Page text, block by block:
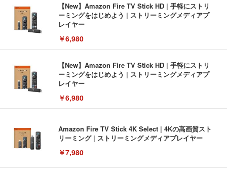
【New】Amazon Fire TV Stick HD | 手軽にストリ
ーミングをはじめよう | ストリーミングメディアプ
レイヤー
￥6,980
【New】Amazon Fire TV Stick HD | 手軽にストリ
ーミングをはじめよう | ストリーミングメディアプ
レイヤー
￥6,980
Amazon Fire TV Stick 4K Select | 4Kの高画質スト
リーミング | ストリーミングメディアプレイヤー
￥7,980